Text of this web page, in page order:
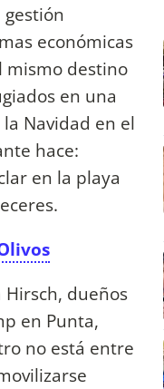
económicas
mismo destino
en una
Navidad en el
hace:
en la playa
Hirsch, dueños
en Punta,
no está entre